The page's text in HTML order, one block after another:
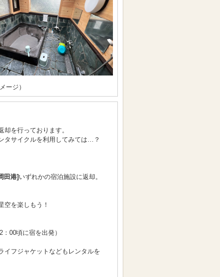
ージ）
を行っております。
タサイクルを利用してみては…？
田港] いずれかの宿泊施設に返却。
空を楽しもう！
00頃に宿を出発）
イフジャケットなどもレンタルを